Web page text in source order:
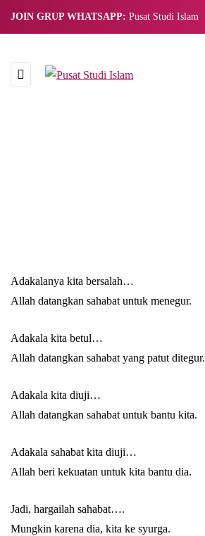
JOIN GRUP WHATSAPP: Pusat Studi Islam
Adakalanya kita bersalah…
Allah datangkan sahabat untuk menegur.
Adakala kita betul…
Allah datangkan sahabat yang patut ditegur.
Adakala kita diuji…
Allah datangkan sahabat untuk bantu kita.
Adakala sahabat kita diuji…
Allah beri kekuatan untuk kita bantu dia.
Jadi, hargailah sahabat….
Mungkin karena dia, kita ke syurga.